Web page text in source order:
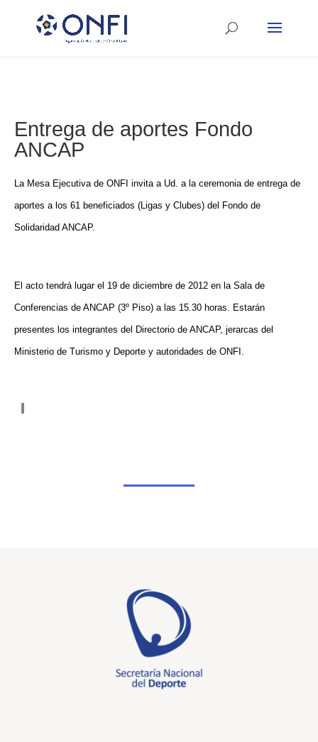
Entrega de aportes Fondo
ANCAP
La Mesa Ejecutiva de ONFI invita a Ud. a la ceremonia de entrega de
aportes a los 61 beneficiados (Ligas y Clubes) del Fondo de
Solidaridad ANCAP.
El acto tendrá lugar el 19 de diciembre de 2012 en la Sala de
Conferencias de ANCAP (3º Piso) a las 15.30 horas. Estarán
presentes los integrantes del Directorio de ANCAP, jerarcas del
Ministerio de Turismo y Deporte y autoridades de ONFI.